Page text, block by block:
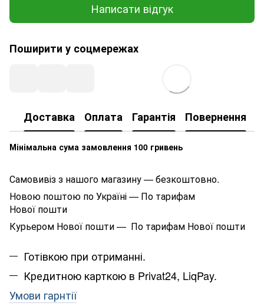
Написати відгук
Поширити у соцмережах
Доставка Оплата Гарантія Повернення
Мінімальна сума замовлення 100 гривень
Самовивіз з нашого магазину — безкоштовно.
Новою поштою по Україні — По тарифам
Нової пошти
Курьером Нової пошти — По тарифам Нової пошти
Готівкою при отриманні.
Кредитною карткою в Privat24, LiqPay.
Умови гарнтії